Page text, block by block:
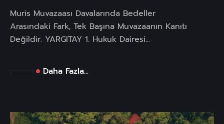
Muris Muvazaası Davalarında Bedeller
Arasındaki Fark, Tek Başına Muvazaanın Kanıtı
Değildir. YARGITAY 1. Hukuk Dairesi...
Daha Fazla...